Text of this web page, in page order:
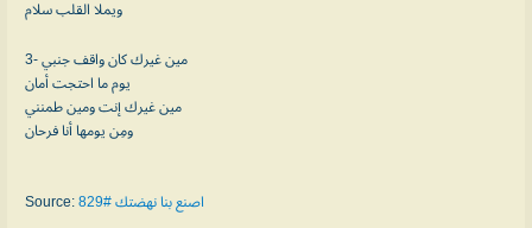
ويملا القلب سلام
3- مين غيرك كان واقف جنبي
يوم ما احتجت أمان
مين غيرك إنت ومين طمنني
ومِن يومها أنا فرحان
Source: اصنع بنا نهضتك #829